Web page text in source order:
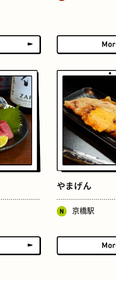
町焼肉
やまげん
京橋駅